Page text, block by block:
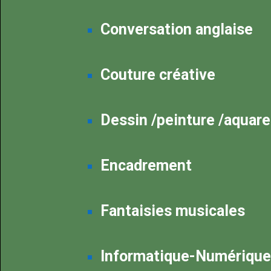
Conversation anglaise
Couture créative
Dessin /peinture /
Encadrement
Fantaisies musicales
Informatique-Numérique